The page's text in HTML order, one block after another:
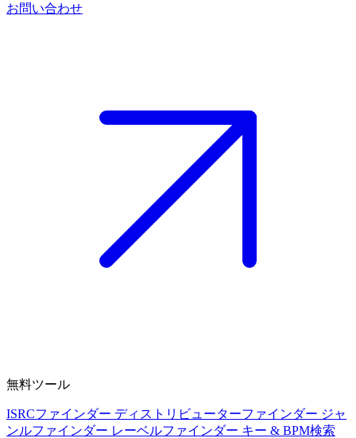
お問い合わせ
無料ツール
ISRCファインダー ディストリビューターファインダー ジャ
ンルファインダー レーベルファインダー キー & BPM検索